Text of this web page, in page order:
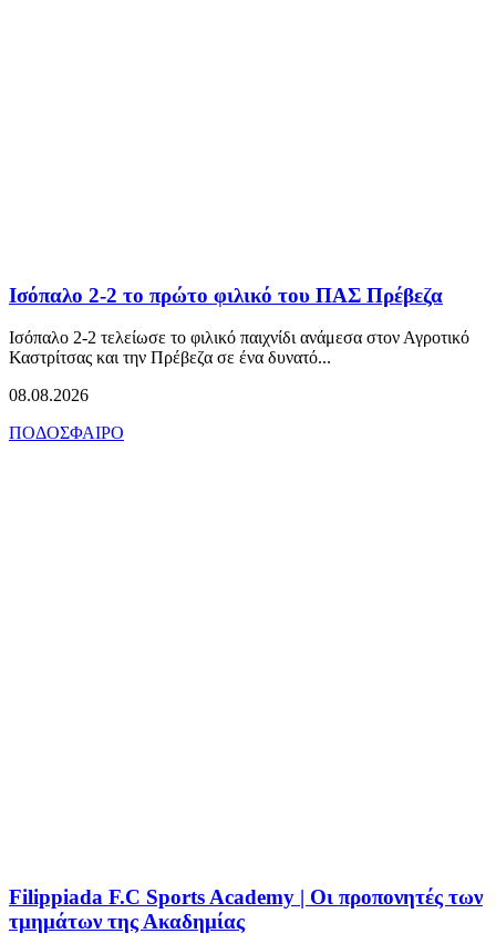
Ισόπαλο 2-2 το πρώτο φιλικό του ΠΑΣ Πρέβεζα
Ισόπαλο 2-2 τελείωσε το φιλικό παιχνίδι ανάμεσα στον Αγροτικό
Καστρίτσας και την Πρέβεζα σε ένα δυνατό...
08.08.2026
ΠΟΔΟΣΦΑΙΡΟ
Filippiada F.C Sports Academy | Οι προπονητές των
τμημάτων της Ακαδημίας